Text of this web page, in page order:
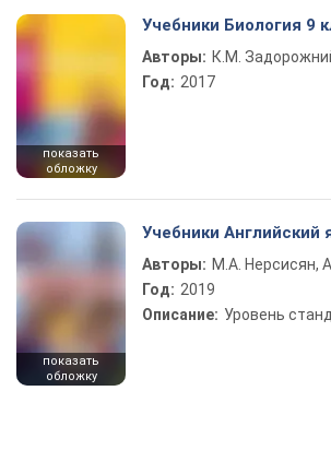
показать
обложку
Учебники Биология 9
Авторы: К.М.
Год: 2017
показать
обложку
Учебники Английский
Авторы: М.А. Нерсисян,
Год: 2019
Описание: Уровень